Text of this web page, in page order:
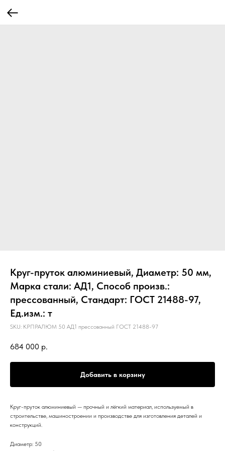
Круг-пруток алюминиевый, Диаметр: 50 мм,
Марка стали: АД1, Способ произв.:
прессованный, Стандарт: ГОСТ 21488-97,
Ед.изм.: т
SKU: КРПРАЛЮМ 50 АД1 прессованный ГОСТ 21488-97
684 000 р.
Добавить в корзину
Круг-пруток алюминиевый — прочный и лёгкий материал, используемый в
строительстве, машиностроении и производстве для изготовления деталей и
конструкций.
Диаметр: 50